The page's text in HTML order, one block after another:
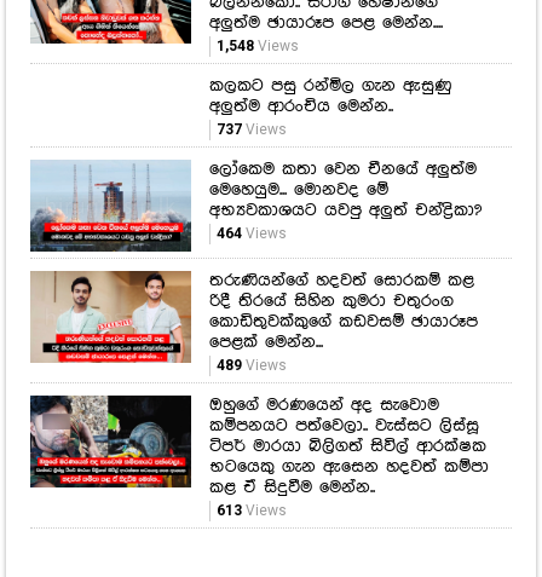
ලෝකෙම කතා වෙන චීනයේ අලුත්ම
මෙහෙයුම... මොනවද මේ
අභ්‍යවකාශයට යවපු අලුත් චන්ද්‍රිකා?
464Views
තරුණියන්ගේ හදවත් සොරකම් කළ
රිදී තිරයේ සිහින කුමරා චතුරංග
කොඩිතුවක්කුගේ කඩවසම් ඡායාරූප
පෙළක් මෙන්න...
489 Views
ඔහුගේ මරණයෙන් අද සැවොම
කම්පනයට පත්වෙලා.. වැස්සට ලිස්සූ
ටිපර් මාරයා බිලිගත් සිවිල් ආරක්ෂක
භටයෙකු ගැන ඇසෙන හදවත් කම්පා
කළ ඒ සිදුවීම මෙන්න..
613 Views